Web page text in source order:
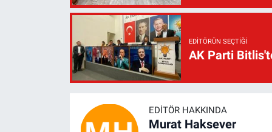
EDITÖRÜN SEÇTIĞI
AK Parti
EDITÖR HAKKINDA
Murat Haksever